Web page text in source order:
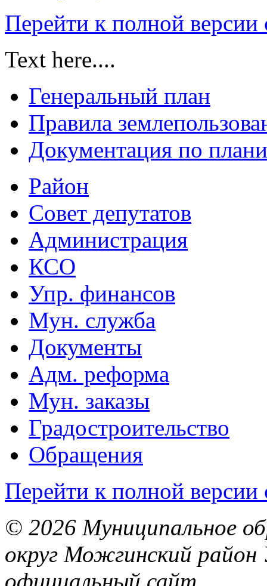
Перейти к полной версии
Text here....
Генеральный план
Правила
Документация по
Район
Совет депутатов
Администрация
КСО
Упр. финансов
Мун. служба
Документы
Адм. реформа
Мун. заказы
Градостроительство
Обращения
Перейти к полной версии
© 2026 Муниципальное
округ Можгинский район
официальный сайт